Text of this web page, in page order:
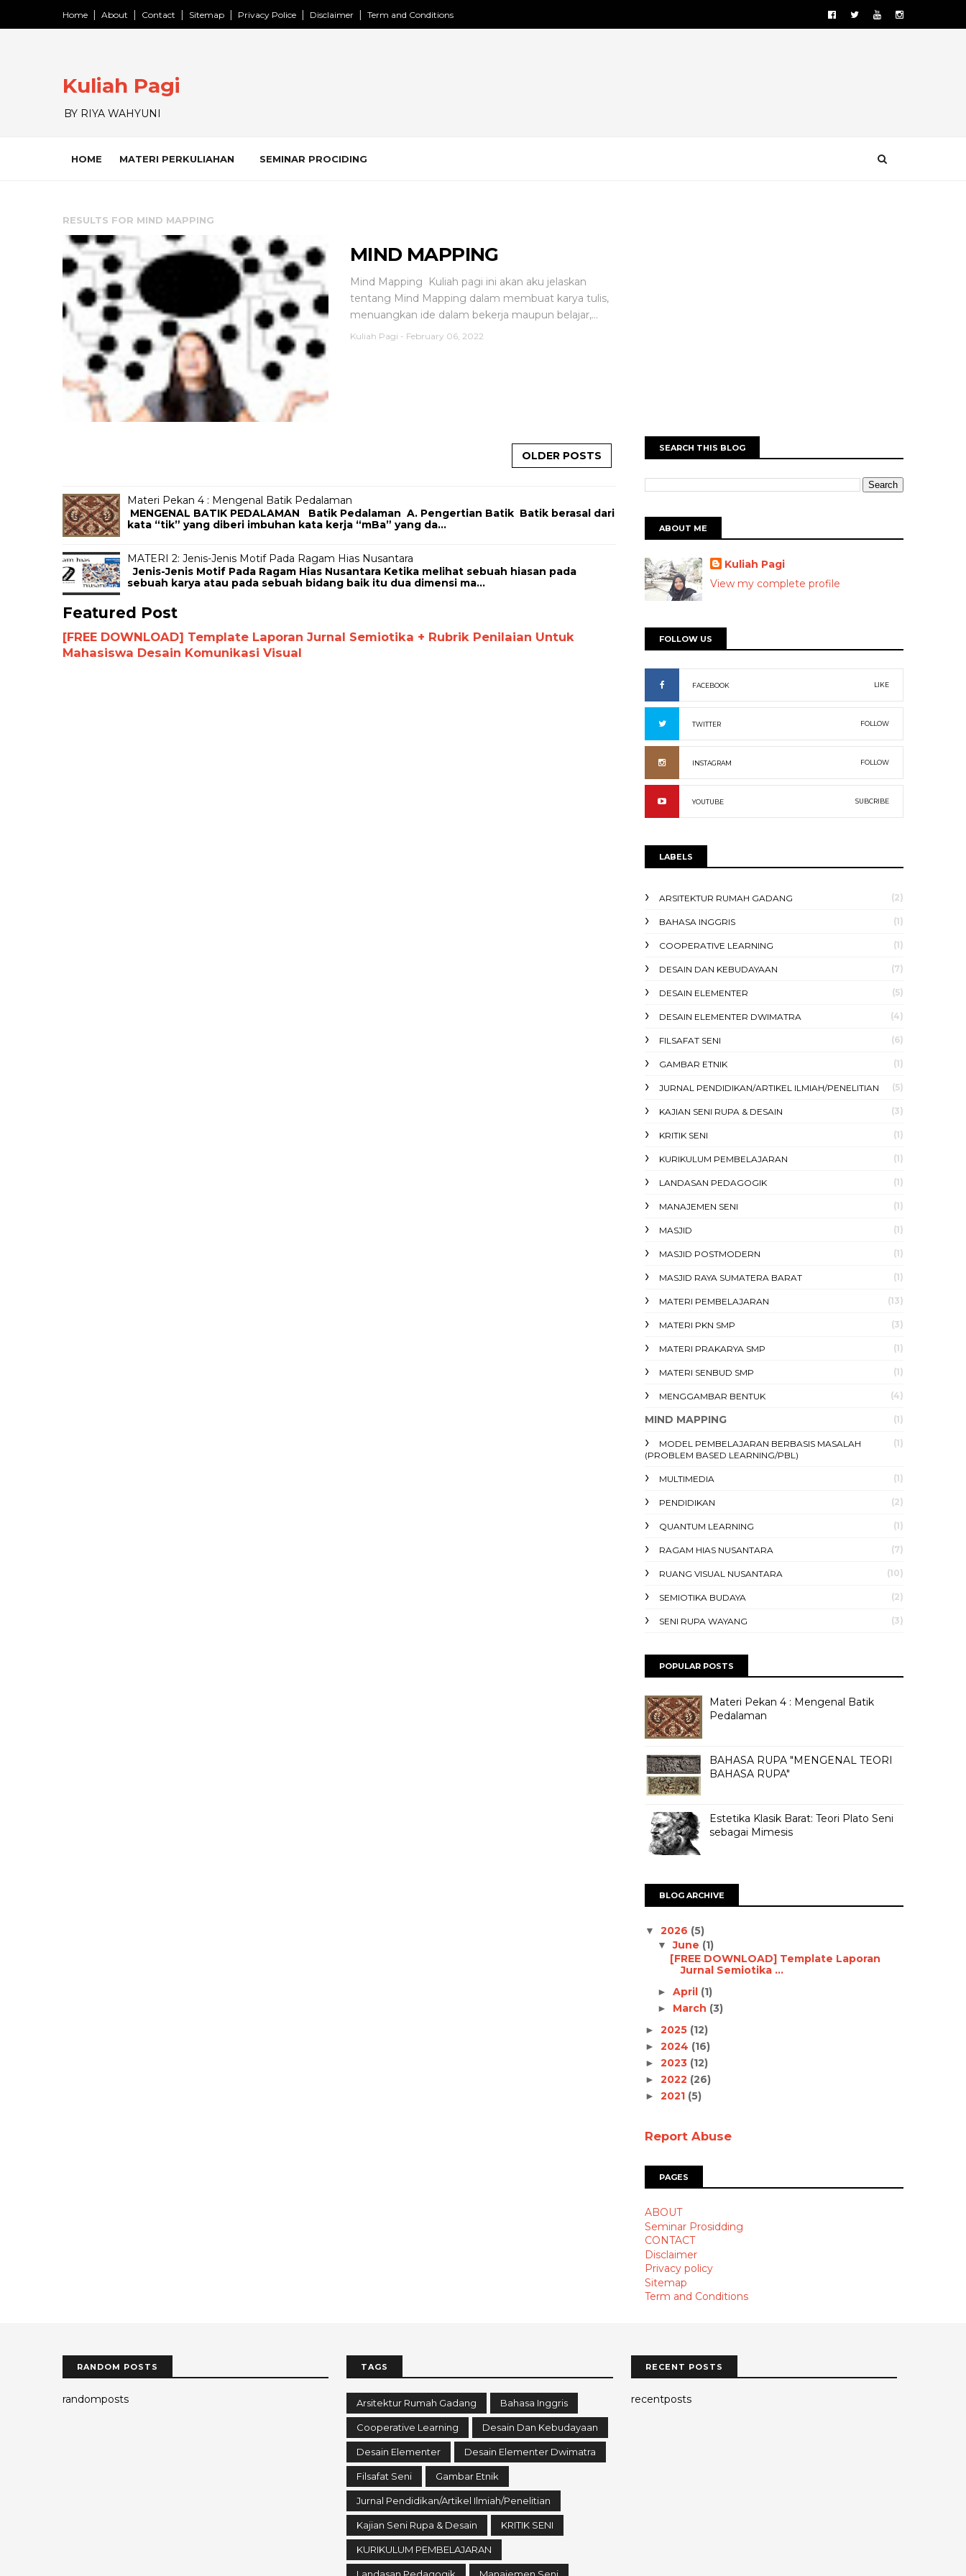
Home About Contact Sitemap Privacy Police Disclaimer Term and Conditions
Kuliah Pagi
BY RIYA WAHYUNI
HOME MATERI PERKULIAHAN SEMINAR PROCIDING
RESULTS FOR MIND MAPPING
MIND MAPPING
Mind Mapping Kuliah pagi ini akan aku jelaskan
tentang Mind Mapping dalam membuat karya tulis,
menuangkan ide dalam bekerja maupun belajar,...
Kuliah Pagi - February 06, 2022
OLDER POSTS
Materi Pekan 4 : Mengenal Batik Pedalaman
MENGENAL BATIK PEDALAMAN Batik Pedalaman A. Pengertian Batik Batik berasal dari
kata “tik” yang diberi imbuhan kata kerja “mBa” yang da...
MATERI 2: Jenis-Jenis Motif Pada Ragam Hias Nusantara
Jenis-Jenis Motif Pada Ragam Hias Nusantara Ketika melihat sebuah hiasan pada
sebuah karya atau pada sebuah bidang baik itu dua dimensi ma...
Featured Post
[FREE DOWNLOAD] Template Laporan Jurnal Semiotika + Rubrik Penilaian Untuk
Mahasiswa Desain Komunikasi Visual
SEARCH THIS BLOG
ABOUT ME
Kuliah Pagi
View my complete profile
FOLLOW US
FACEBOOK LIKE
TWITTER FOLLOW
INSTAGRAM FOLLOW
YOUTUBE SUBCRIBE
LABELS
ARSITEKTUR RUMAH GADANG (2)
BAHASA INGGRIS (1)
COOPERATIVE LEARNING (1)
DESAIN DAN KEBUDAYAAN (7)
DESAIN ELEMENTER (5)
DESAIN ELEMENTER DWIMATRA (4)
FILSAFAT SENI (6)
GAMBAR ETNIK (1)
JURNAL PENDIDIKAN/ARTIKEL ILMIAH/PENELITIAN (5)
KAJIAN SENI RUPA & DESAIN (3)
KRITIK SENI (1)
KURIKULUM PEMBELAJARAN (1)
LANDASAN PEDAGOGIK (1)
MANAJEMEN SENI (1)
MASJID (1)
MASJID POSTMODERN (1)
MASJID RAYA SUMATERA BARAT (1)
MATERI PEMBELAJARAN (13)
MATERI PKN SMP (3)
MATERI PRAKARYA SMP (1)
MATERI SENBUD SMP (1)
MENGGAMBAR BENTUK (4)
MIND MAPPING (1)
MODEL PEMBELAJARAN BERBASIS MASALAH
(PROBLEM BASED LEARNING/PBL)
(1)
MULTIMEDIA (1)
PENDIDIKAN (2)
QUANTUM LEARNING (1)
RAGAM HIAS NUSANTARA (7)
RUANG VISUAL NUSANTARA (10)
SEMIOTIKA BUDAYA (2)
SENI RUPA WAYANG (3)
POPULAR POSTS
Materi Pekan 4 : Mengenal Batik
Pedalaman
BAHASA RUPA "MENGENAL TEORI
BAHASA RUPA"
Estetika Klasik Barat: Teori Plato Seni
sebagai Mimesis
BLOG ARCHIVE
▼ 2026 (5)
▼June (1)
[FREE DOWNLOAD] Template Laporan
Jurnal Semiotika ...
► April (1)
► March (3)
► 2025 (12)
► 2024 (16)
► 2023 (12)
► 2022 (26)
► 2021 (5)
Report Abuse
PAGES
ABOUT
Seminar Prosidding
CONTACT
Disclaimer
Privacy policy
Sitemap
Term and Conditions
RANDOM POSTS
randomposts
TAGS
Arsitektur Rumah Gadang Bahasa Inggris
Cooperative Learning Desain Dan Kebudayaan
Desain Elementer Desain Elementer Dwimatra
Filsafat Seni Gambar Etnik
Jurnal Pendidikan/Artikel Ilmiah/Penelitian
Kajian Seni Rupa & Desain KRITIK SENI
KURIKULUM PEMBELAJARAN
Landasan Pedagogik Manajemen Seni
RECENT POSTS
recentposts